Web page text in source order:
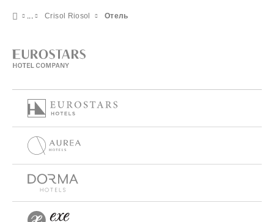
Crisol Riosol Отель